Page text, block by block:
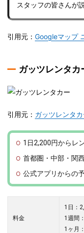
スタッフの皆さんが
引用元： Googleマップ
ガッツレンタカ
引用元： ガッツレンタ
1日2,200円からレ
首都圏・中部・関
公式アプリからの
料金
1日：
1週間
1ヶ月